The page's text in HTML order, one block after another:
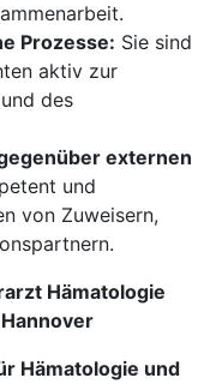
Prozesse: Sie sind
aktiv zur
des
externen
und
von Zuweisern,
Hämatologie
Hämatologie und